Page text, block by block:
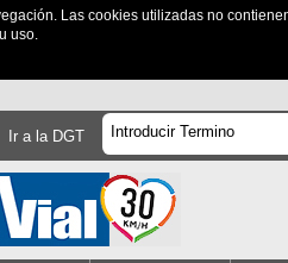
Las cookies utilizadas no
uso.
Ir a la DGT